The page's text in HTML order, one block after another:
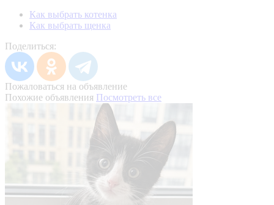
Как выбрать котенка
Как выбрать щенка
Поделиться:
Пожаловаться на объявление
Похожие объявления Посмотреть все